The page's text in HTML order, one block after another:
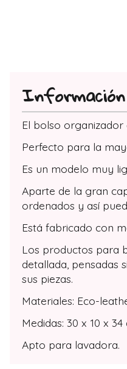
Información
El bolso
Perfecto para la
Es un modelo muy
Aparte de la gran
ordenados y así
Está fabricado con
Los productos para
detallada, pensadas
sus piezas.
Materiales: Eco-
Medidas: 30 x 10 x 34
Apto para lavadora.